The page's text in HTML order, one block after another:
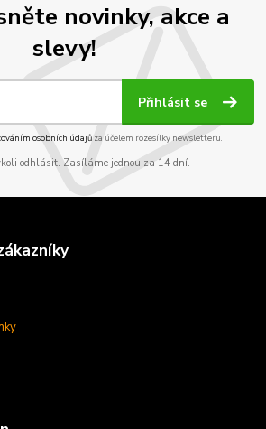
novinky, akce a
slevy!
Přihlásit se
osobních údajůza účelem rozesílky newsletteru.
odhlásit. Zasíláme jednou za 14 dní.